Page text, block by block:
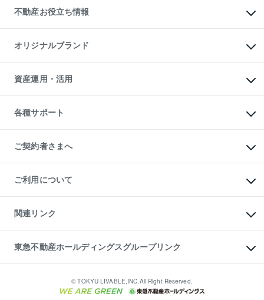
貸すガイド
事業用不動産
マンション投資
投資用マンション
アパート経営
収益物件
ビル購入（ビル一棟）
投資用不動産の売却査定
事業用不動産の売却査定
不動産お役立ち情報
マンションライブラリー
人気マンションランキング
暮らしに役立つ不動産メディア
不動産相場・不動産価格情報
不動産コラム・ニュース
不動産用語集
不動産なんでもネット相談室
住まいの税金
オリジナルブランド
一棟リノベーションマンション
L`GENTE（ルジェンテ）
区分リノベーションマンション
投資用一棟レジデンスWELL
不動産小口投資
LEGACIA（レガシア）
資産運用・活用
不動産M&A
アセットマネジメント・出資
各種サポート
相続サポート
リフォームサポート
ご契約者さまへ
ご紹介・再契約特典
入居者様専用-各種ご案内（賃貸）
東急こすもす会「こすもすWeb」
ご利用について
金融商品取引について
東急リバブル ソーシャルメディアポリシー
ご意見・お問い合わせ（金融商品取引専用の相談・お問い合わせ窓口）
ダイレクトメール（郵送物）・Eメールなどの送付停止について
関連リンク
これからご結婚される方に東急百貨店のブライダルクラブ
人材サービスのご用命は 東急リバブルスタッフ株式会社まで
東北の逸品を贈ります 東北すぐれものセレクション
東急不動産ホールディングスグループリンク
東急コミュニティー
東急住宅リース
© TOKYU LIVABLE,INC.All Right Reserved.